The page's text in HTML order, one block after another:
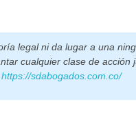
legal ni da lugar a una
cualquier clase de acción
https://sdabogados.com.co/